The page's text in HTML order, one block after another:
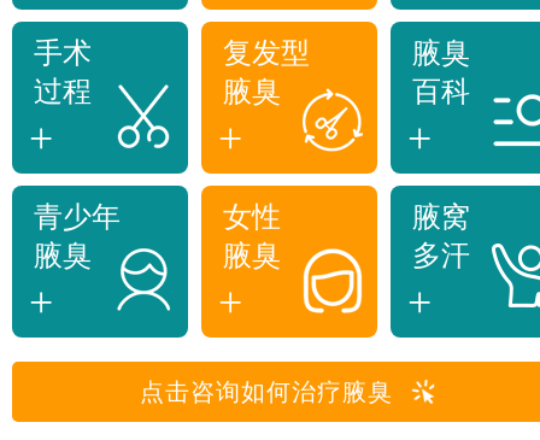
手术
过程
+
复发型
腋臭
+
腋臭
百科
+
青少年
腋臭
+
女性
腋臭
+
腋窝
多汗
+
点击咨询如何治疗腋臭